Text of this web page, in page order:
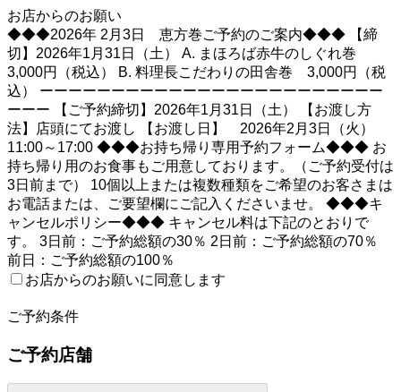
お店からのお願い
◆◆◆2026年 2月3日 恵方巻ご予約のご案内◆◆◆ 【締
切】2026年1月31日（土） A. まほろば赤牛のしぐれ巻
3,000円（税込） B. 料理長こだわりの田舎巻 3,000円（税
込） ーーーーーーーーーーーーーーーーーーーーーーーー
ーーー 【ご予約締切】2026年1月31日（土） 【お渡し方
法】店頭にてお渡し 【お渡し日】 2026年2月3日（火）
11:00～17:00 ◆◆◆お持ち帰り専用予約フォーム◆◆◆ お
持ち帰り用のお食事もご用意しております。（ご予約受付は
3日前まで） 10個以上または複数種類をご希望のお客さまは
お電話または、ご要望欄にご記入くださいませ。 ◆◆◆キ
ャンセルポリシー◆◆◆ キャンセル料は下記のとおりで
す。 3日前：ご予約総額の30％ 2日前：ご予約総額の70％
前日：ご予約総額の100％
お店からのお願いに同意します
ご予約条件
ご予約店舗